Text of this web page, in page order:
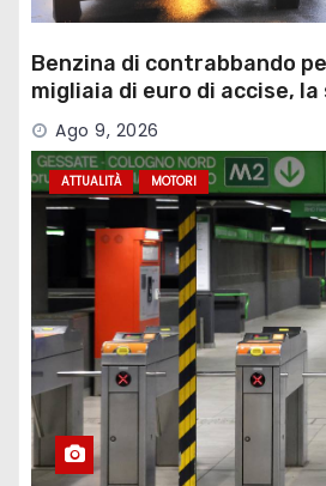
Benzina di contrabbando
migliaia di euro di accise,
Ago 9, 2026
ATTUALITÀ MOTORI